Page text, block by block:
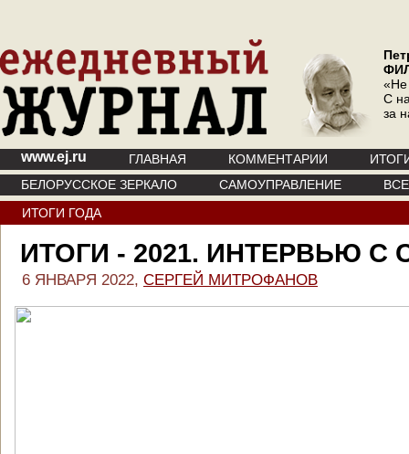
«Не
С
за
www.ej.ru ГЛАВНАЯ КОММЕНТАРИИ
БЕЛОРУССКОЕ ЗЕРКАЛО
САМОУПРАВЛЕНИЕ
ИТОГИ ГОДА
ИТОГИ - 2021. ИНТЕРВЬЮ С
6 ЯНВАРЯ 2022, СЕРГЕЙ МИТРОФАНОВ